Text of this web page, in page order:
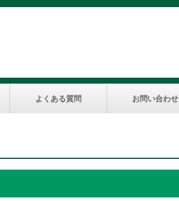
よくある質問 お問い合わせ